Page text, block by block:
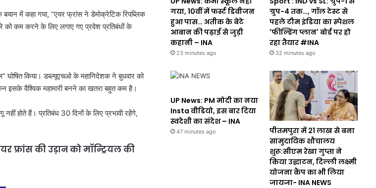
में कहा गया, “एयर फ्रांस ने डेमोक्रेटिक रिपब्लिक
को कम करने के लिए लगाए गए प्रवेश प्रतिबंधों के
घोषित किया। डब्ल्यूएचओ के महानिदेशक ने बुधवार को
वैश्विक महामारी बनने का खतरा बहुत कम है।
नहीं होते हैं। प्रतिबंध 30 दिनों के लिए प्रभावी रहेंगे,
फ्रांस की उड़ान को मॉन्ट्रियल की
गया, 10वीं में फर्स्ट डिवीजन
हुआ पास… अतीक के बेटे
आबान की पढ़ाई से जुड़ी
कहानी – INA
23 minutes ago
ग्रुप-4 तक…, गॉल टेस्ट से
पहले टीम इंडिया का स्पेशल
'फील्डिंग प्लान' बोर्ड पर हो
रहा तैयार #INA
32 minutes ago
UP News: PM मोदी का नया
Insta वीडियो, इस बार दिया
स्वदेशी का संदेश – INA
47 minutes ago
पीतमपुरा में 21 लाख से बना
सामुदायिक शौचालय
शुरू:सीएम रेखा गुप्ता ने
किया उद्घाटन, दिल्ली लक्ष्मी
योजना कैंप का भी लिया
जायजा- INA NEWS